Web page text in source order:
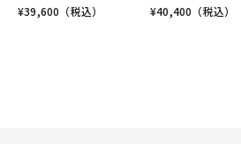
¥39,600 （税込）
¥40,400 （税込）